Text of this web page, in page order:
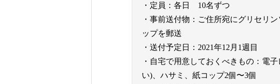
・定員：各日 10名ずつ
・事前送付物：ご住所宛にグリセリ
ップを郵送
・送付予定日：2021年12月1週目
・自宅で用意しておくべきもの：電
い)、ハサミ、紙コップ2個〜3個